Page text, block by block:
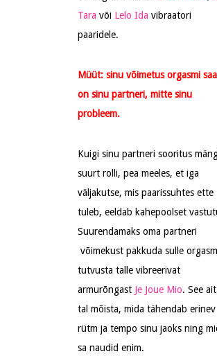
Tara või Lelo Ida vibraatori
paaridele.
Müüt: sinu võimetus orgasmi
on sinu partneri, mitte sinu
probleem.
Kuigi sinu partneri sooritus
suurt rolli, pea meeles, et iga
väljakutse, mis paarissuhtes ette
tuleb, eeldab kahepoolset
Suurendamaks oma partneri
võimekust pakkuda sulle
tutvusta talle vibreerivat
armurõngast Je Joue Mio. See
tal mõista, mida tähendab erinev
rütm ja tempo sinu jaoks ning
sa naudid enim.